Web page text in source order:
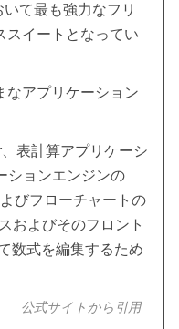
て最も強力なフリ
スイートとなってい
なアプリケーション
表計算アプリケーシ
ションエンジンの
びフローチャートの
およびそのフロント
数式を編集するため
公式サイトから引用